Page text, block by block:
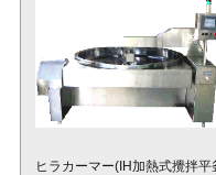
ヒラカーマー(IH加熱式攪拌平